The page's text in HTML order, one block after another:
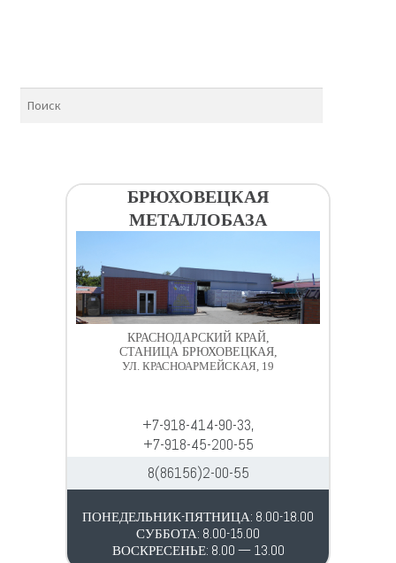
БРЮХОВЕЦКАЯ
МЕТАЛЛОБАЗА
КРАСНОДАРСКИЙ КРАЙ,
СТАНИЦА БРЮХОВЕЦКАЯ,
УЛ. КРАСНОАРМЕЙСКАЯ, 19
+7-918-414-90-33,
+7-918-45-200-55
8(86156)2-00-55
ПОНЕДЕЛЬНИК-ПЯТНИЦА: 8.00-18.00
СУББОТА: 8.00-15.00
ВОСКРЕСЕНЬЕ: 8.00 — 13.00